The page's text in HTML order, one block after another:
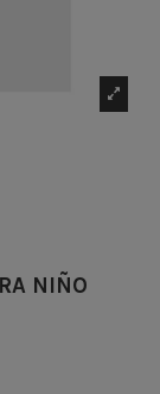
NIÑO